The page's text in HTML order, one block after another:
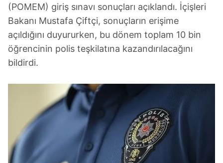
(POMEM) giriş sınavı sonuçları açıklandı. İçişleri
Bakanı Mustafa Çiftçi, sonuçların erişime
açıldığını duyururken, bu dönem toplam 10 bin
öğrencinin polis teşkilatına kazandırılacağını
bildirdi.